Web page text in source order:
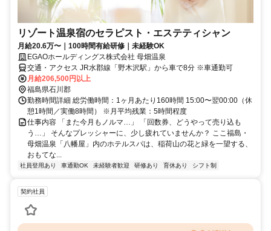
リゾート温泉宿のセラピスト・エステティシャン
月給20.6万〜｜100時間有給研修｜未経験OK
EGAOホールディングス株式会社 母畑温泉
交通・アクセス JR水郡線「野木沢駅」から車で8分 ※車通勤可
月給206,500円以上
福島県石川郡
勤務時間詳細 総労働時間：1ヶ月あたり160時間 15:00〜翌00:00（休
憩1時間／実働8時間） ※月平均残業：5時間程度
仕事内容 「また今月もノルマ…」 「回数券、どうやって売り込も
う…」 そんなプレッシャーに、少し疲れていませんか？ ここ福島・
母畑温泉「八幡屋」内のホテルスパは、稲荷山の花と緑を一望する、
おもてな...
社員登用あり 車通勤OK 未経験者歓迎 研修あり 育休あり シフト制
契約社員